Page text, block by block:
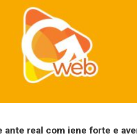
ante real com iene forte e